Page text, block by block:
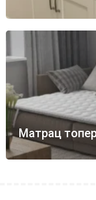
Матрац